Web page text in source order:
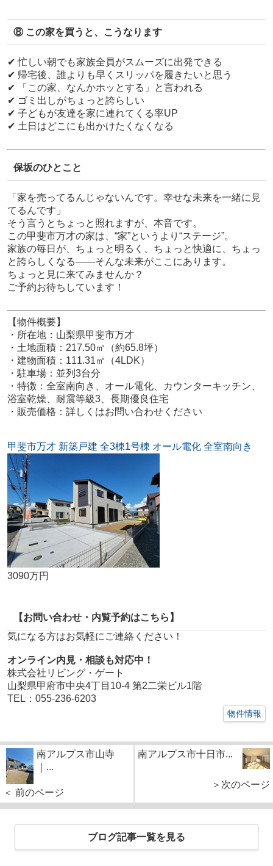
⑧ この家を買うと、こうなります
✔ 忙しい朝でも家族全員がスムーズに出発できる
✔ 帰宅後、誰よりも早くスリッパを履きたいと思う
✔ 「この家、なんかホッとする」と言われる
✔ ゴミ出しがちょっと誇らしい
✔ 子どもが友達を家に連れてくる率UP
✔ 土日はどこにも出かけたくなくなる
保坂のひとこと
「家を売ってるんじゃないんです。幸せな未来を一緒に見
てるんです」
そう言うとちょっと照れますが、本音です。
この甲斐市万才の家は、“家”というより“ステージ”。
家族の毎日が、ちょっと明るく、ちょっと快適に、ちょっ
と誇らしくなる――そんな未来がここにあります。
ちょっと見に来てみませんか？
ご予約お待ちしています！
【物件概要】
・所在地：山梨県甲斐市万才
・土地面積：217.50㎡（約65.8坪）
・建物面積：111.31㎡（4LDK）
・駐車場：並列3台分
・特徴：全室南向き、オール電化、カウンターキッチン、
浴室乾燥、耐震等級3、長期優良住宅
・販売価格：詳しくはお問い合わせください
甲斐市万才 新築戸建 全3棟1号棟 オール電化 全室南向き
3090万円
【お問い合わせ・内覧予約はこちら】
気になる方はお気軽にご連絡ください！
オンライン内見・相談も対応中！
株式会社リビング・ゲート
山梨県甲府市中央4丁目10-4 第2二栄ビル1階
TEL：055-236-6203
物件情報
南アルプス市山寺
｜...
＜ 前のページ
南アルプス市十日市...
＞次のページ
ブログ記事一覧を見る